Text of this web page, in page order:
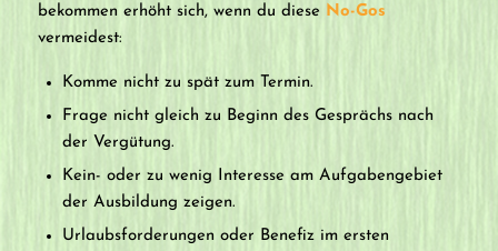
bekommen erhöht sich, wenn du diese No-Gos
vermeidest:
Komme nicht zu spät zum Termin.
Frage nicht gleich zu Beginn des Gesprächs nach
der Vergütung.
Kein- oder zu wenig Interesse am Aufgabengebiet
der Ausbildung zeigen.
Urlaubsforderungen oder Benefiz im ersten